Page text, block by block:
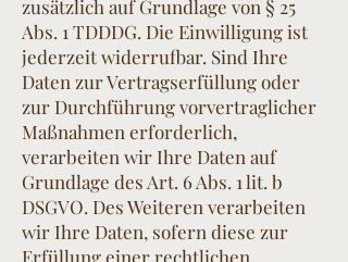
zusätzlich auf Grundlage von § 25
Abs. 1 TDDDG. Die Einwilligung ist
jederzeit widerrufbar. Sind Ihre
Daten zur Vertragserfüllung oder
zur Durchführung vorvertraglicher
Maßnahmen erforderlich,
verarbeiten wir Ihre Daten auf
Grundlage des Art. 6 Abs. 1 lit. b
DSGVO. Des Weiteren verarbeiten
wir Ihre Daten, sofern diese zur
Erfüllung einer rechtlichen